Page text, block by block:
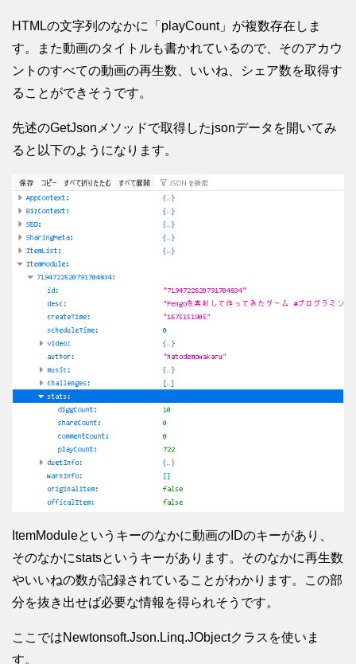
HTMLの文字列のなかに「playCount」が複数存在しま
す。また動画のタイトルも書かれているので、そのアカウ
ントのすべての動画の再生数、いいね、シェア数を取得す
ることができそうです。
先述のGetJsonメソッドで取得したjsonデータを開いてみ
ると以下のようになります。
ItemModuleというキーのなかに動画のIDのキーがあり、
そのなかにstatsというキーがあります。そのなかに再生数
やいいねの数が記録されていることがわかります。この部
分を抜き出せば必要な情報を得られそうです。
ここではNewtonsoft.Json.Linq.JObjectクラスを使いま
す。